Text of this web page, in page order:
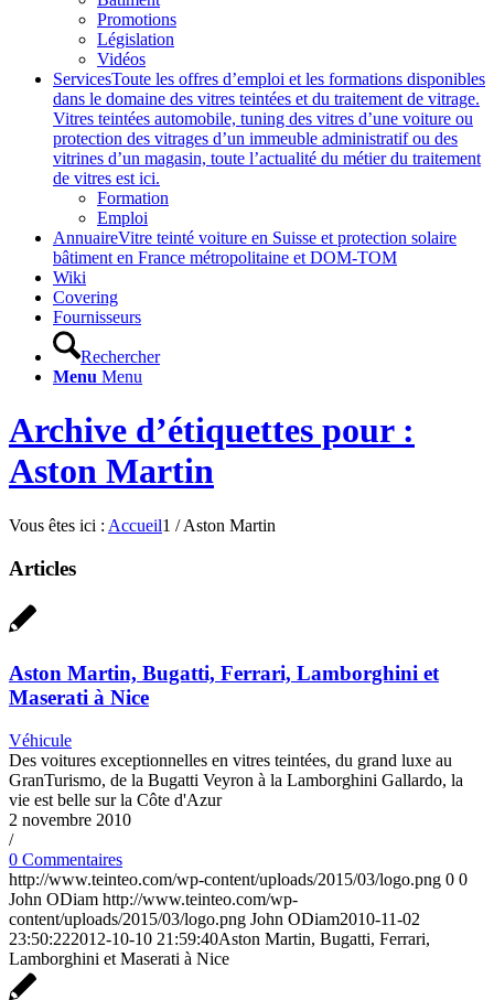
Promotions
Législation
Vidéos
ServicesToute les offres d’emploi et les formations disponibles
dans le domaine des vitres teintées et du traitement de vitrage.
Vitres teintées automobile, tuning des vitres d’une voiture ou
protection des vitrages d’un immeuble administratif ou des
vitrines d’un magasin, toute l’actualité du métier du traitement
de vitres est ici.
Formation
Emploi
AnnuaireVitre teinté voiture en Suisse et protection solaire
bâtiment en France métropolitaine et DOM-TOM
Wiki
Covering
Fournisseurs
Rechercher
Menu Menu
Archive d’étiquettes pour :
Aston Martin
Vous êtes ici : Accueil1 / Aston Martin
Articles
Aston Martin, Bugatti, Ferrari, Lamborghini et
Maserati à Nice
Véhicule
Des voitures exceptionnelles en vitres teintées, du grand luxe au
GranTurismo, de la Bugatti Veyron à la Lamborghini Gallardo, la
vie est belle sur la Côte d'Azur
2 novembre 2010
/
0 Commentaires
http://www.teinteo.com/wp-content/uploads/2015/03/logo.png 0 0
John ODiam http://www.teinteo.com/wp-
content/uploads/2015/03/logo.png John ODiam2010-11-02
23:50:222012-10-10 21:59:40Aston Martin, Bugatti, Ferrari,
Lamborghini et Maserati à Nice